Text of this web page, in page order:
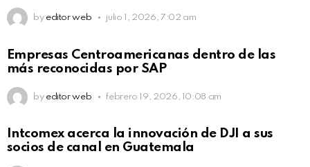
by editor web julio 1, 2026, 7:02 am
Empresas Centroamericanas dentro de las
más reconocidas por SAP
by editor web febrero 19, 2026, 10:08 am
Intcomex acerca la innovación de DJI a sus
socios de canal en Guatemala